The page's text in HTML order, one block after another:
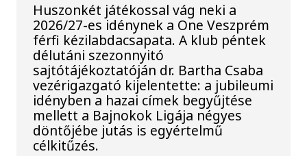
Huszonkét játékossal vág neki a
2026/27-es idénynek a One Veszprém
férfi kézilabdacsapata. A klub péntek
délutáni szezonnyitó
sajtótájékoztatóján dr. Bartha Csaba
vezérigazgató kijelentette: a jubileumi
idényben a hazai címek begyűjtése
mellett a Bajnokok Ligája négyes
döntőjébe jutás is egyértelmű
célkitűzés.